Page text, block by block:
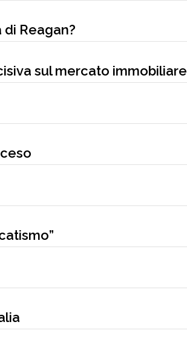
Reagan?
sul mercato immobiliare